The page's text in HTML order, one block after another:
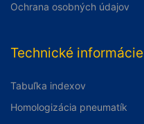
Ochrana osobných údajov
Technické informácie
Tabuľka indexov
Homologizácia pneumatík